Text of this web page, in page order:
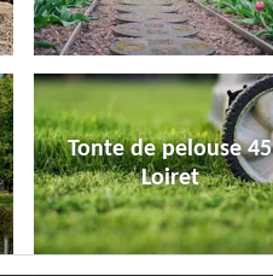
Tonte de pelouse 45
Loiret